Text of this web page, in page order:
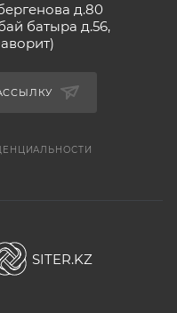
д.80
батыра д.56,
SITER.KZ